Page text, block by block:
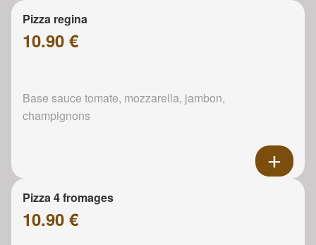
Pizza regina
10.90 €
Base sauce tomate, mozzarella, jambon,
champignons
Pizza 4 fromages
10.90 €